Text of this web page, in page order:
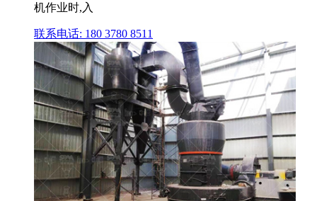
机作业时,入
联系电话: 180 3780 8511